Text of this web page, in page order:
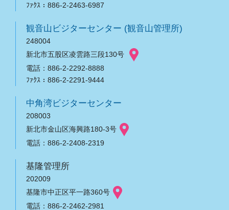
ﾌｧｸｽ：886-2-2463-6987
観音山ビジターセンター (観音山管理所)
248004
新北市五股区凌雲路三段130号
電話：886-2-2292-8888
ﾌｧｸｽ：886-2-2291-9444
中角湾ビジターセンター
208003
新北市金山区海興路180-3号
電話：886-2-2408-2319
基隆管理所
202009
基隆市中正区平一路360号
電話：886-2-2462-2981